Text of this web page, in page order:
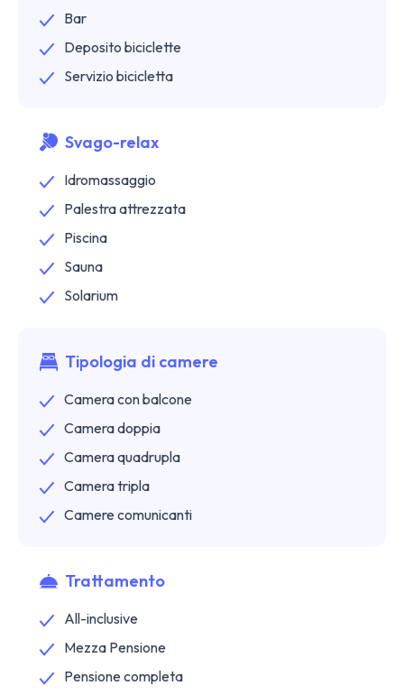
Bar
Deposito biciclette
Servizio bicicletta
Svago-relax
Idromassaggio
Palestra attrezzata
Piscina
Sauna
Solarium
Tipologia di camere
Camera con balcone
Camera doppia
Camera quadrupla
Camera tripla
Camere comunicanti
Trattamento
All-inclusive
Mezza Pensione
Pensione completa